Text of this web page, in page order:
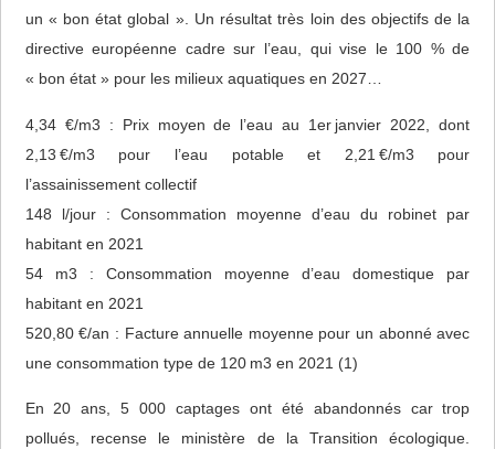
un « bon état global ». Un résultat très loin des objectifs de la
directive européenne cadre sur l’eau, qui vise le 100 % de
« bon état » pour les milieux aquatiques en 2027…
4,34 €/m3 : Prix moyen de l’eau au 1er janvier 2022, dont
2,13 €/m3 pour l’eau potable et 2,21 €/m3 pour
l’assainissement collectif
148 l/jour : Consommation moyenne d’eau du robinet par
habitant en 2021
54 m3 : Consommation moyenne d’eau domestique par
habitant en 2021
520,80 €/an : Facture annuelle moyenne pour un abonné avec
une consommation type de 120 m3 en 2021 (1)
En 20 ans, 5 000 captages ont été abandonnés car trop
pollués, recense le ministère de la Transition écologique.